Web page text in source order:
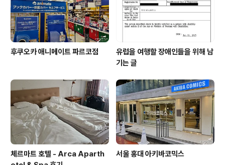
후쿠오카 애니메이트 파르코점
유럽을 여행할 장애인들을 위해 남
기는 글
체르마트 호텔 - Arca Aparth
서울 홍대 아키바코믹스